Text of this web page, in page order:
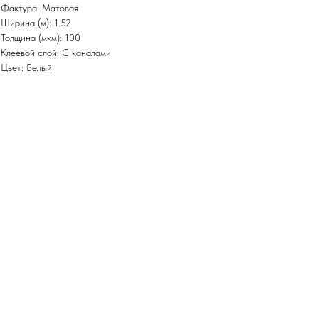
Фактура: Матовая
Ширина (м): 1.52
Толщина (мкм): 100
Клеевой слой: С каналами
Цвет: Белый